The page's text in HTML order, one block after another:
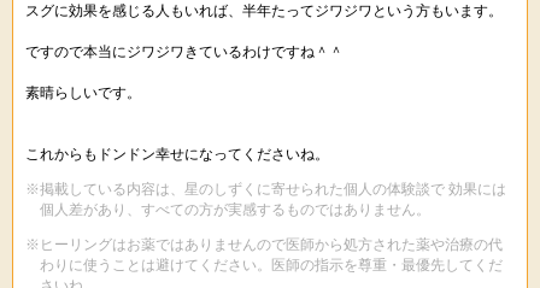
スグに効果を感じる人もいれば、半年たってジワジワという方もいます。
ですので本当にジワジワきているわけですね＾＾
素晴らしいです。
これからもドンドン幸せになってくださいね。
※掲載している内容は、星のしずくに寄せられた個人の体験談で 効果には
個人差があり、すべての方が実感するものではありません。
※ヒーリングはお薬ではありませんので医師から処方された薬や治療の代
わりに使うことは避けてください。医師の指示を尊重・最優先してくだ